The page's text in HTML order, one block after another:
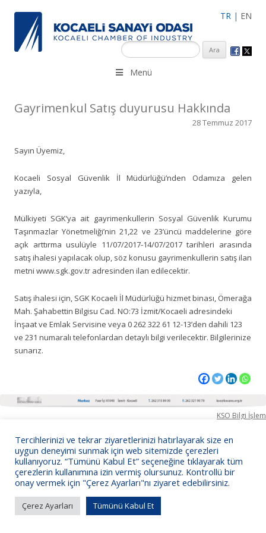
TR | EN
KSO 3500’ü aşkın sanayi kuruluşuna uzman çalışanları ile İzmit
Merkez, Çayırova, Dilovası, Gebze ve İMES OSB’deki ofisleri ile
Menü
Gayrimenkul Satış duyurusu Hakkında
28 Temmuz 2017
Sayın Üyemiz,
Kocaeli Sosyal Güvenlik İl Müdürlüğü’nden Odamıza gelen
yazıyla,
Mülkiyeti SGK’ya ait gayrimenkullerin Sosyal Güvenlik Kurumu
Taşınmazlar Yönetmeliği’nin 21,22 ve 23’üncü maddelerine göre
açık arttırma usulüyle 11/07/2017-14/07/2017 tarihleri arasında
satış ihalesi yapılacak olup, söz konusu gayrimenkullerin satış ilan
metni www.sgk.gov.tr adresinden ilan edilecektir.
Satış ihalesi için, SGK Kocaeli İl Müdürlüğü hizmet binası, Ömerağa
Mah. Şahabettin Bilgisu Cad. NO:73 İzmit/Kocaeli adresindeki
İnşaat ve Emlak Servisine veya 0 262 322 61 12-13’den dahili 123
ve 231 numaralı telefonlardan detaylı bilgi verilecektir. Bilgilerinize
sunarız.
KSO Bilgi İşlem
Tercihlerinizi ve tekrar ziyaretlerinizi hatırlayarak size en
uygun deneyimi sunmak için web sitemizde çerezleri
kullanıyoruz. “Tümünü Kabul Et” seçeneğine tıklayarak tüm
çerezlerin kullanımına izin vermiş olursunuz. Kontrollü bir
onay vermek için "Çerez Ayarları"nı ziyaret edebilirsiniz.
Çerez Ayarları Tümünü Kabul Et